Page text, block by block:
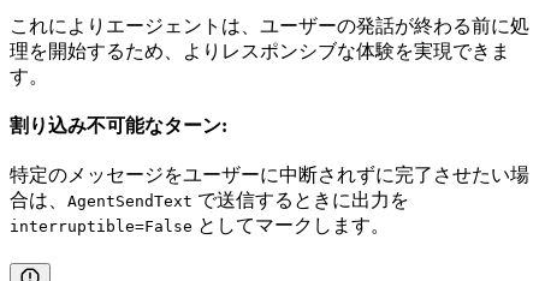
これによりエージェントは、ユーザーの発話が終わる前に処
理を開始するため、よりレスポンシブな体験を実現できま
す。
割り込み不可能なターン:
特定のメッセージをユーザーに中断されずに完了させたい場
合は、 AgentSendText で送信するときに出力を
interruptible=False としてマークします。